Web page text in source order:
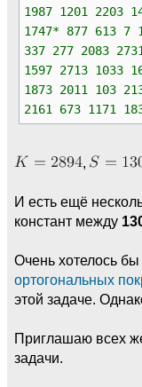
1987 1201 2203
1747* 877 613 7
337 277 2083
1597 2713 1033
1873 2011 103
2161 673 1171
,
И есть ещё
констант между
Очень хотелось
ортогональных
этой задаче.
Приглашаю всех
задачи.